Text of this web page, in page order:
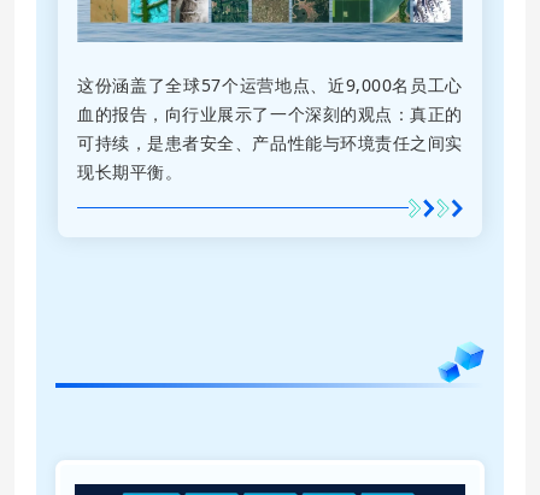
这份涵盖了全球57个运营地点、近9,000名员工心
血的报告，向行业展示了一个深刻的观点：真正的
可持续，是患者安全、产品性能与环境责任之间实
现长期平衡。